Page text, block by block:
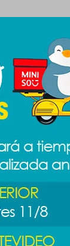
Set
Panda
$ 299